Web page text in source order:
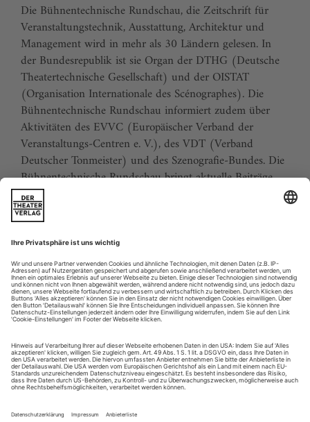
Die Bühnentechnische Rundschau, die Zeitschrift für
Veranstaltungstechnik, Ausstattung, Architektur und
Management wird in mehr als 30 Ländern gelesen. In
der Bundesrepublik ist sie Organ der DTHG (Deutsche
Theatertechnische Gesellschaft) und der OISTAT
(Organisation Internationale des Scénographes). Die
Bühnentechnische Rundschau informiert zudem über
Aktivitäten des EVVC (Europäischer Verband der
Veranstaltungs-Centren e. V.), des VDT (Verband
Deutscher Tonmeister) und des Szenografie-Bundes. Die
Bühnentechnische Rundschau bringt aktuelle Beiträge
über Theaterarchitektur, Bühnenbild und Insze­­nierung,
technische Einrichtungen und Management, aber auch
über berufliche Bildung, Sicherheit, neue Produkte und
Aktuelles aus der Branche. Die Bühnentechnische
Rundschau ist als einzige theatertechnische Zeitschrift in
allen deutschsprachigen Ländern praktisch lückenlos
verbreitet und wird weltweit von Fachleuten gelesen.
Sie erhalten Zugang zum Online-Archiv der BTR und
können sowohl das aktuelle ePaper als auch das ePaper-
Archiv über Ihren Account auf www.der-theaterverlag.de
einsehen. Das Abonnement hat eine Laufzeit von einem
Monat und verlängert sich jeweils um einen weiteren
Monat, sofern es nicht vom Kunden auf der Seite „Mein
Konto/Meine Bestellungen“ auf www.der-theaterverlag.de